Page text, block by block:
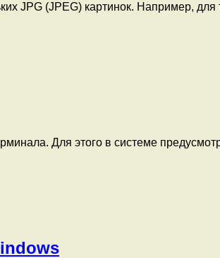
JPG (JPEG) картинок. Например,
Для этого в системе